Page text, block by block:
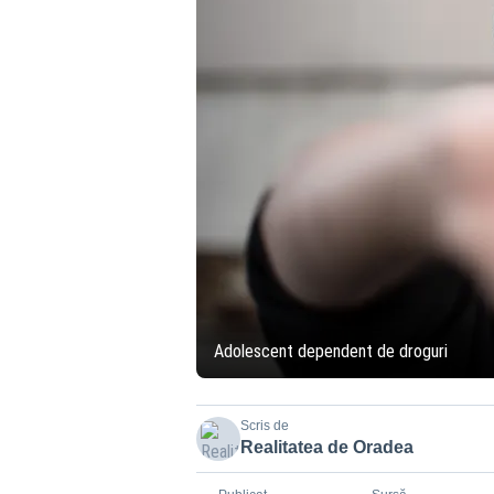
Adolescent dependent de droguri
Scris de
Realitatea de Oradea